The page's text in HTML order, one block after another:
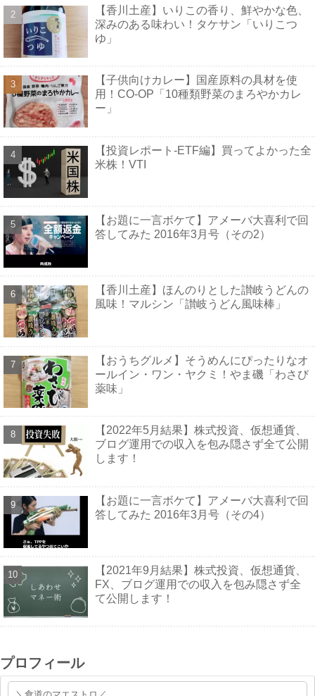
【香川土産】いりこの香り、鮮やかな色、
深みのある味わい！タケサン「いりこつ
ゆ」
【子供向けカレー】国産原料の具材を使
用！CO-OP「10種類野菜のまろやかカレ
ー」
【投資レポート-ETF編】買ってよかった全
米株！VTI
【お題に一言ボケて】アメーバ大喜利で回
答してみた 2016年3月号（その2）
【香川土産】ほんのりとした讃岐うどんの
風味！マルシン「讃岐うどん風味棒」
【おうちグルメ】そうめんにぴったりなオ
ールイン・ワン・ヤクミ！やま磯「わさび
薬味」
【2022年5月結果】株式投資、仮想通貨、
ブログ運用での収入を包み隠さず全て公開
します！
【お題に一言ボケて】アメーバ大喜利で回
答してみた 2016年3月号（その4）
【2021年9月結果】株式投資、仮想通貨、
FX、ブログ運用での収入を包み隠さず全
て公開します！
プロフィール